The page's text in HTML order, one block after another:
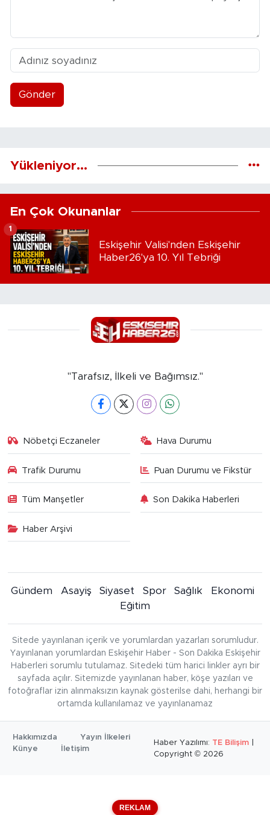
Gönder
Yükleniyor...
En Çok Okunanlar
Eskişehir Valisi'nden Eskişehir
Haber26'ya 10. Yıl Tebriği
1
"Tarafsız, İlkeli ve Bağımsız."
Nöbetçi Eczaneler Hava Durumu
Trafik Durumu Puan Durumu ve Fikstür
Tüm Manşetler Son Dakika Haberleri
Haber Arşivi
Gündem Asayiş Siyaset Spor Sağlık
Ekonomi
Eğitim
Sitede yayınlanan içerik ve yorumlardan yazarları sorumludur.
Yayınlanan yorumlardan Eskişehir Haber - Son Dakika Eskişehir
Haberleri sorumlu tutulamaz. Sitedeki tüm harici linkler ayrı bir
sayfada açılır. Sitemizde yayınlanan haber, köşe yazıları ve
fotoğraflar izin alınmaksızın kaynak gösterilse dahi, herhangi bir
ortamda kullanılamaz ve yayınlanamaz
Hakkımızda
Yayın İlkeleri
Künye
İletişim
Haber Yazılımı: TE Bilişim
Copyright © 2026
REKLAM